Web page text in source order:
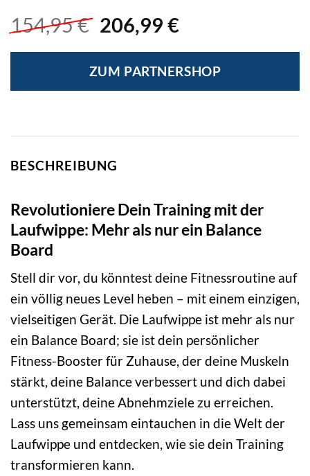
154,95€ Ursprünglicher
Preis
war:
154,95 €
206,99 €Aktueller
ist:
206,99 €.
ZUM PARTNERSHOP
BESCHREIBUNG
Revolutioniere Dein Training mit der
Laufwippe: Mehr als nur ein Balance
Board
Stell dir vor, du könntest deine Fitnessroutine auf
ein völlig neues Level heben – mit einem einzigen,
vielseitigen Gerät. Die Laufwippe ist mehr als nur
ein Balance Board; sie ist dein persönlicher
Fitness-Booster für Zuhause, der deine Muskeln
stärkt, deine Balance verbessert und dich dabei
unterstützt, deine Abnehmziele zu erreichen.
Lass uns gemeinsam eintauchen in die Welt der
Laufwippe und entdecken, wie sie dein Training
transformieren kann.